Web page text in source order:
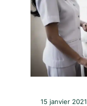
15 janvier 2021